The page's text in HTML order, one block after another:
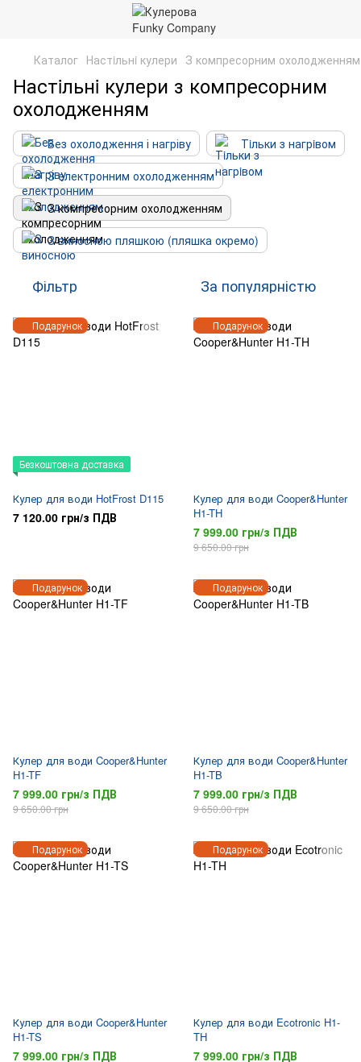
Каталог Настiльнi кулери З компресорним охолодженням
Настiльнi кулери з компресорним
охолодженням
Без охолодження і нагріву
Тiльки з нагрiвом
З електронним охолодженням
З компресорним охолодженням
З виносною пляшкою (пляшка окремо)
Фільтр За популярністю
Подарунок
Безкоштовна доставка
Кулер для води HotFrost D115
7 120.00 грн/з ПДВ
Подарунок
Кулер для води Cooper&Hunter
H1-TH
7 999.00 грн/з ПДВ
9 650.00 грн
Подарунок
Кулер для води Cooper&Hunter
H1-TF
7 999.00 грн/з ПДВ
9 650.00 грн
Подарунок
Кулер для води Cooper&Hunter
H1-TB
7 999.00 грн/з ПДВ
9 650.00 грн
Подарунок
Кулер для води Cooper&Hunter
H1-TS
7 999.00 грн/з ПДВ
Подарунок
Кулер для води Ecotronic H1-
TH
7 999.00 грн/з ПДВ